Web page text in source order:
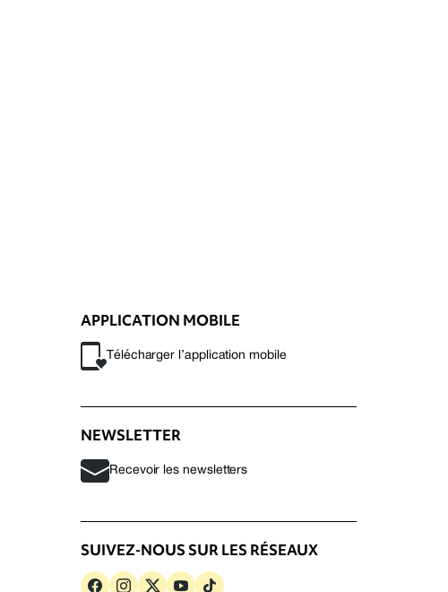
APPLICATION MOBILE
Télécharger l’application mobile
NEWSLETTER
Recevoir les newsletters
SUIVEZ-NOUS SUR LES RÉSEAUX